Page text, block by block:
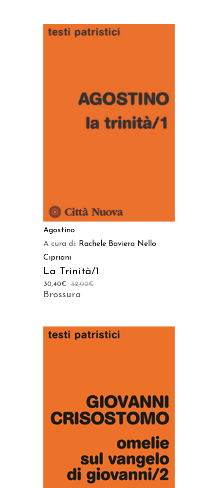
AGGIUNGI AL CARRELLO
Agostino
A cura di: Rachele Baviera Nello
Cipriani
La Trinità/1
32,00€
30,40€
Brossura
AGGIUNGI AL CARRELLO